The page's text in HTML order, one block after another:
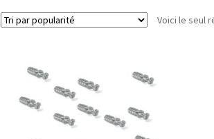
Voici le seul